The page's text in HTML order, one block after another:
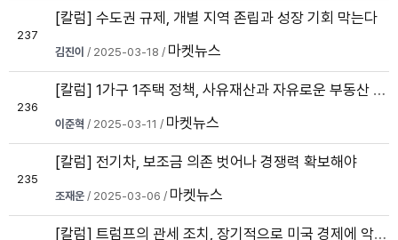
237
[칼럼] 수도권 규제, 개별 지역 존립과 성장 기회 막는다
김진이 / 2025-03-18 / 마켓뉴스
236
[칼럼] 1가구 1주택 정책, 사유재산과 자유로운 부동산 시장 거래 침해
이준혁 / 2025-03-11 / 마켓뉴스
235
[칼럼] 전기차, 보조금 의존 벗어나 경쟁력 확보해야
조재운 / 2025-03-06 / 마켓뉴스
[칼럼] 트럼프의 관세 조치, 장기적으로 미국 경제에 악영향